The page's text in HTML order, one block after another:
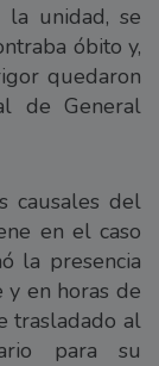
unidad, se
óbito y,
quedaron
de General
causales del
en el caso
la presencia
en horas de
trasladado al
para su